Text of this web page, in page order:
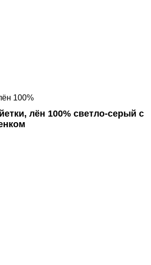
100%
лён 100% светло-серый с